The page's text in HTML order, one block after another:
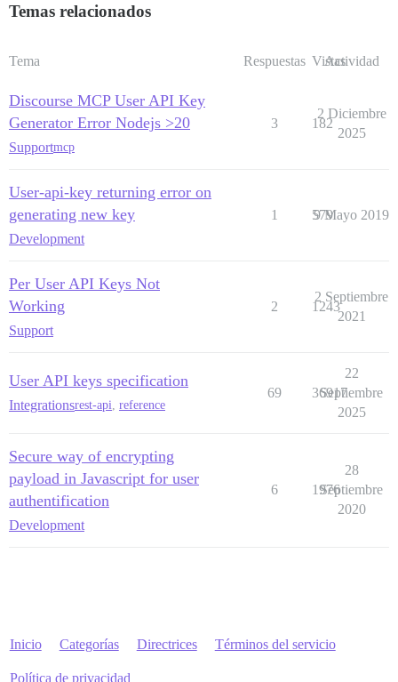
Temas relacionados
Tema Respuestas Vistas
Actividad
Discourse MCP User API Key
Generator Error Nodejs >20
Supportmcp
3 182
2 Diciembre
2025
User-api-key returning error on
generating new key
Development
1 579
9 Mayo 2019
Per User API Keys Not
Working
Support
2 1243
2 Septiembre
2021
User API keys specification
Integrationsrest-api, reference
69 36917
22
Septiembre
2025
Secure way of encrypting
payload in Javascript for user
authentification
Development
6 1976
28
Septiembre
2020
Inicio Categorías Directrices Términos del servicio
Política de privacidad